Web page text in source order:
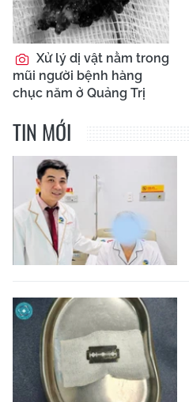
Xử lý dị vật nằm trong
mũi người bệnh hàng
chục năm ở Quảng Trị
TIN MỚI